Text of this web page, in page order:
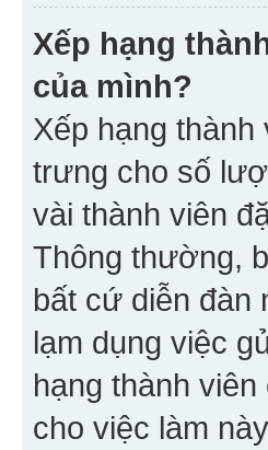
Xếp hạng
của mình?
Xếp hạng
trưng cho số
vài thành viên
Thông thường,
bất cứ diễn đàn
lạm dụng việc
hạng thành
cho việc làm